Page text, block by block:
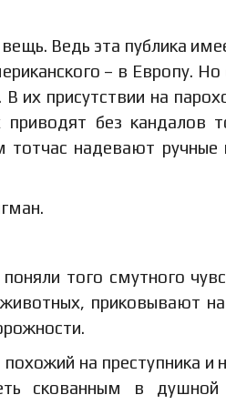
Ведь эта публика
– в Европу.
их присутствии на
без кандалов
надевают
того смутного
приковывают
на преступника
скованным в